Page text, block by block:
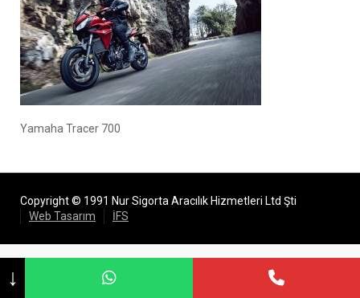
Yamaha Tracer 700
Copyright © 1991 Nur Sigorta Aracılık Hizmetleri Ltd Şti
Web Tasarım
İFS
↓